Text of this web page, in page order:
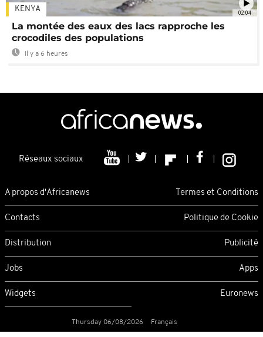
02:04
KENYA
La montée des eaux des lacs rapproche les
crocodiles des populations
Il y a 6 heures
Réseaux sociaux
A propos d'Africanews Termes et Conditions
Contacts Politique de Cookie
Distribution Publicité
Jobs Apps
Widgets Euronews
Thursday 06/08/2026